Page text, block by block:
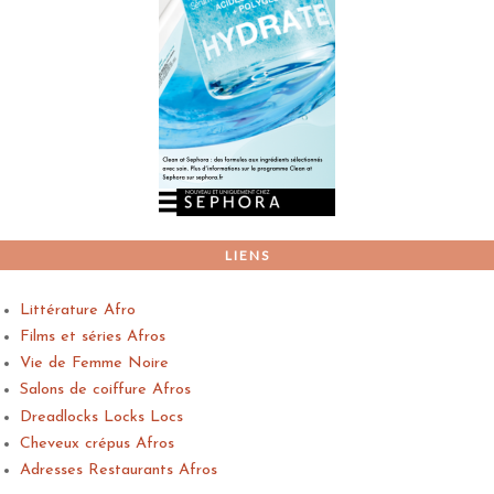
LIENS
Littérature Afro
Films et séries Afros
Vie de Femme Noire
Salons de coiffure Afros
Dreadlocks Locks Locs
Cheveux crépus Afros
Adresses Restaurants Afros